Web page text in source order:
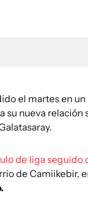
el martes en
su nueva
de liga seguido
de Camiikebir,